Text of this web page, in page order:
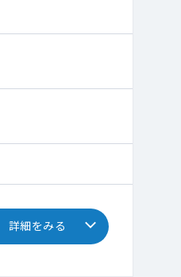
詳細をみる